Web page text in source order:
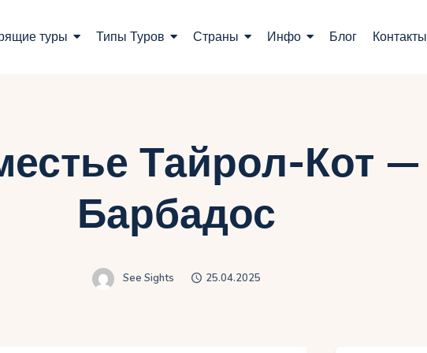
туры Типы Туров Страны Инфо Блог Контакты
Тайрол-Кот —
Барбадос
See Sights 25.04.2025